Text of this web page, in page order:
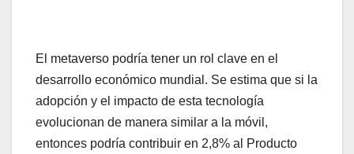
El metaverso podría tener un rol clave en el
desarrollo económico mundial. Se estima que si la
adopción y el impacto de esta tecnología
evolucionan de manera similar a la móvil,
entonces podría contribuir en 2,8% al Producto